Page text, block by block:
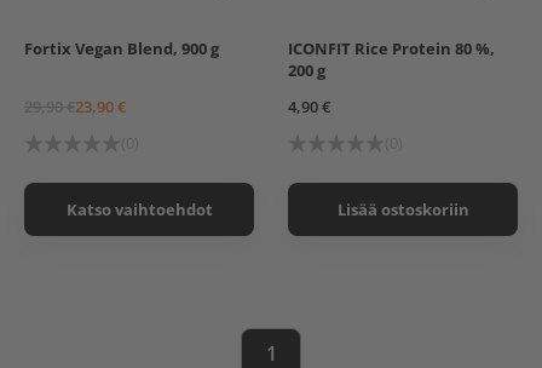
Vanilla Chocolate
Fortix Vegan Blend, 900 g
29,90 €23,90 €
Katso vaihtoehdot
ICONFIT Rice Protein 80 %,
200 g
4,90 €
Lisää ostoskoriin
1